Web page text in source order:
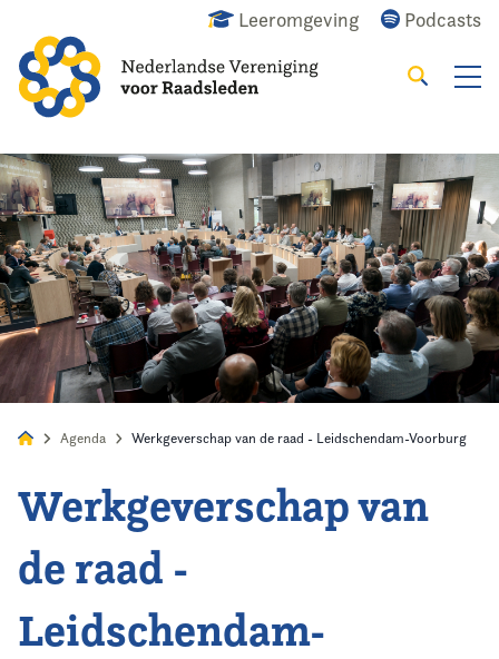
Leeromgeving Podcasts
Alles Nieuws Agenda Raadslid
Zoeken
Home
Agenda
Nieuws
Agenda Werkgeverschap van de raad - Leidschendam-Voorburg
Werkgeverschap van
de raad -
Leidschendam-